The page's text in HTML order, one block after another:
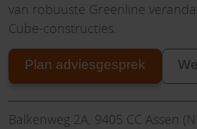
van robuuste Greenline
Cube-constructies.
Plan adviesgesprek
Balkenweg 2A, 9405 CC Assen